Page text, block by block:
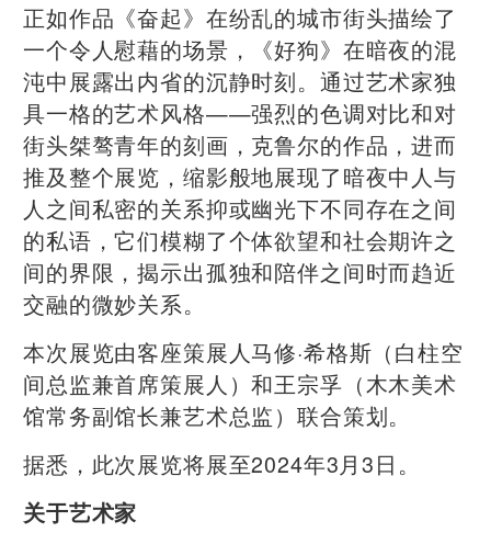
正如作品《奋起》在纷乱的城市街头描绘了
一个令人慰藉的场景，《好狗》在暗夜的混
沌中展露出内省的沉静时刻。通过艺术家独
具一格的艺术风格——强烈的色调对比和对
街头桀骜青年的刻画，克鲁尔的作品，进而
推及整个展览，缩影般地展现了暗夜中人与
人之间私密的关系抑或幽光下不同存在之间
的私语，它们模糊了个体欲望和社会期许之
间的界限，揭示出孤独和陪伴之间时而趋近
交融的微妙关系。
本次展览由客座策展人马修·希格斯（白柱空
间总监兼首席策展人）和王宗孚（木木美术
馆常务副馆长兼艺术总监）联合策划。
据悉，此次展览将展至2024年3月3日。
关于艺术家